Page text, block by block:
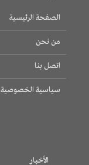
الصفحة الرئيسية
من نحن
اتصل بنا
سياسية الخصوصية
الأخبار